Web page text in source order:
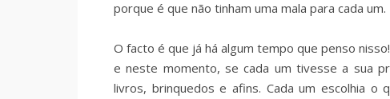
porque é que não tinham uma mala para cada um.
O facto é que já há algum tempo que penso
e neste momento, se cada um tivesse a sua
livros, brinquedos e afins. Cada um escolhia